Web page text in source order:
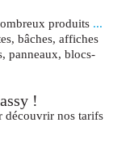
produits ...
bâches, affiches
panneaux, blocs-
!
découvrir nos tarifs